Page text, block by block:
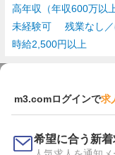
高年収（年収600万以上
未経験可
残業なし
時給2,500円以上
m3.comログインで求
希望に合う新
最近チェックした求人一覧
コンサルタントに転職相談